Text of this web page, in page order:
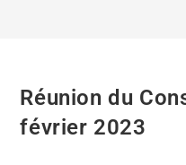
Réunion du
février 2023